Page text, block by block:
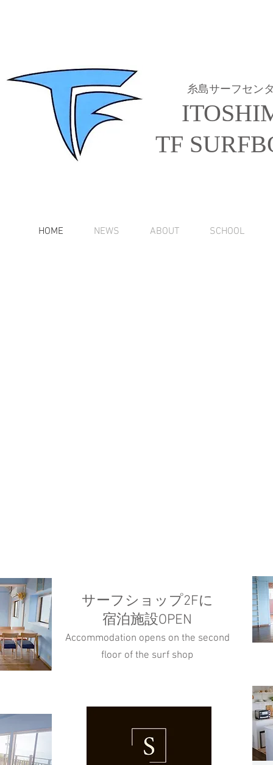
糸島サーフセン
TF
HOME NEWS ABOUT SCHOOL
サーフショップ2Fに
宿泊施設OPEN
Accommodation opens on the second
floor of the surf shop